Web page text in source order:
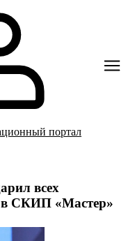
портал
всех
в СКИП «Мастер»